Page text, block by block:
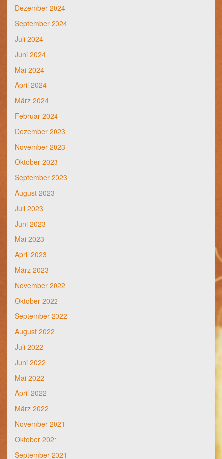
Dezember 2024
September 2024
Juli 2024
Juni 2024
Mai 2024
April 2024
März 2024
Februar 2024
Dezember 2023
November 2023
Oktober 2023
September 2023
August 2023
Juli 2023
Juni 2023
Mai 2023
April 2023
März 2023
November 2022
Oktober 2022
September 2022
August 2022
Juli 2022
Juni 2022
Mai 2022
April 2022
März 2022
November 2021
Oktober 2021
September 2021